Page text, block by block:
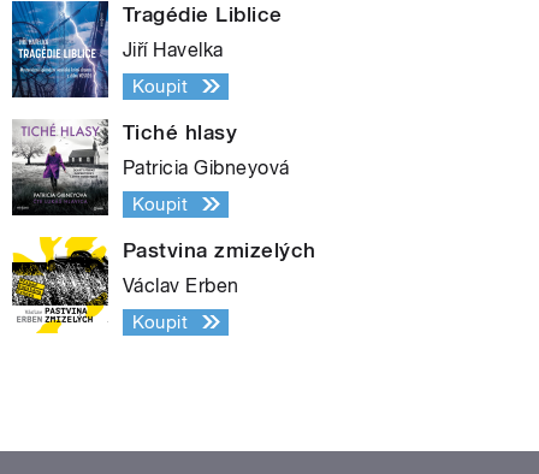
Tragédie Liblice
Jiří Havelka
Koupit
Tiché hlasy
Patricia Gibneyová
Koupit
Pastvina zmizelých
Václav Erben
Koupit